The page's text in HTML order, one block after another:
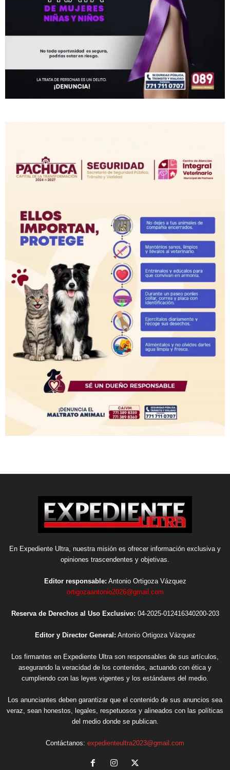
En Expediente Ultra, nuestra misión es ofrecer información exclusiva y
opiniones trascendentes y objetivas.
Editor responsable: Antonio Ortigoza Vázquez
ortigozaantonio2026@gmail.com
Reserva de Derechos al Uso Exclusivo: 04-2025-012416340200-203
Editor y Director General: Antonio Ortigoza Vázquez
Los firmantes en Expediente Ultra son responsables de sus artículos,
asegurando la veracidad de los contenidos, actuando con ética y
cumpliendo con las leyes vigentes y los estándares del medio.
Los anunciantes deben garantizar que el contenido de sus anuncios sea
veraz, sean honestos, legales, respetuosos y alineados con las políticas
del medio donde se publican.
Contáctanos: expedienteultra2023@gmail.com